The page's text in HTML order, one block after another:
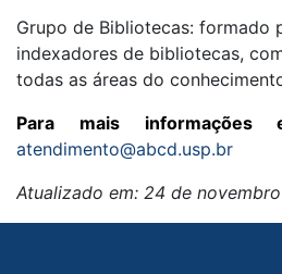
Grupo de Bibliotecas: formado
indexadores de bibliotecas,
todas as áreas do
Para mais informações
atendimento@abcd.usp.br
Atualizado em: 24 de